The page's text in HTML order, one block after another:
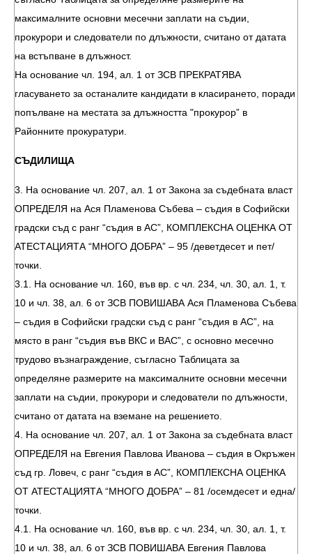
максималните основни месечни заплати на съдии,
прокурори и следователи по длъжности, считано от датата
на встъпване в длъжност.
На основание чл. 194, ал. 1 от ЗСВ ПРЕКРАТЯВА
гласуването за останалите кандидати в класирането, поради
попълване на местата за длъжността "прокурор” в
Районните прокуратури.
СЪДИЛИЩА
3. На основание чл. 207, ал. 1 от Закона за съдебната власт
ОПРЕДЕЛЯ на Ася Пламенова Събева – съдия в Софийски
градски съд с ранг “съдия в АС”, КОМПЛЕКСНА ОЦЕНКА ОТ
АТЕСТАЦИЯТА “МНОГО ДОБРА” – 95 /деветдесет и пет/
точки.
3.1. На основание чл. 160, във вр. с чл. 234, чл. 30, ал. 1, т.
10 и чл. 38, ал. 6 от ЗСВ ПОВИШАВА Ася Пламенова Събева
– съдия в Софийски градски съд с ранг “съдия в АС”, на
място в ранг “съдия във ВКС и ВАС”, с основно месечно
трудово възнаграждение, съгласно Таблицата за
определяне размерите на максималните основни месечни
заплати на съдии, прокурори и следователи по длъжности,
считано от датата на вземане на решението.
4. На основание чл. 207, ал. 1 от Закона за съдебната власт
ОПРЕДЕЛЯ на Евгения Павлова Иванова – съдия в Окръжен
съд гр. Ловеч, с ранг “съдия в АС”, КОМПЛЕКСНА ОЦЕНКА
ОТ АТЕСТАЦИЯТА “МНОГО ДОБРА” – 81 /осемдесет и една/
точки.
4.1. На основание чл. 160, във вр. с чл. 234, чл. 30, ал. 1, т.
10 и чл. 38, ал. 6 от ЗСВ ПОВИШАВА Евгения Павлова